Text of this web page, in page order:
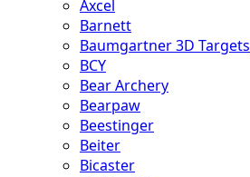
Axcel
Barnett
Baumgartner 3D Targets
BCY
Bear Archery
Bearpaw
Beestinger
Beiter
Bicaster